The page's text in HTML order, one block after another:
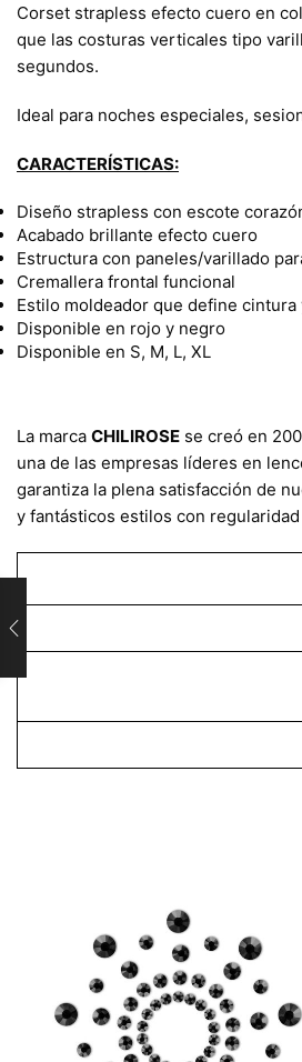
Corset strapless efecto cuero en
que las costuras verticales tipo
segundos.
Ideal para noches especiales,
CARACTERÍSTICAS:
Diseño strapless con escote
Acabado brillante efecto cuero
Estructura con paneles/varillado
Cremallera frontal funcional
Estilo moldeador que define cintura
Disponible en rojo y negro
Disponible en S, M, L, XL
La marca CHILIROSE se creó en
una de las empresas líderes en
garantiza la plena satisfacción de
y fantásticos estilos con